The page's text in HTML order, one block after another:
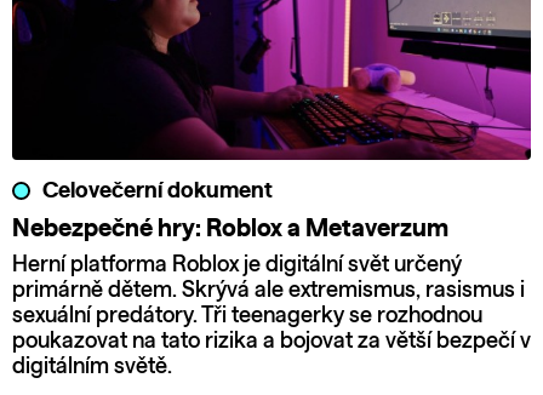
Celovečerní dokument
Nebezpečné hry: Roblox a Metaverzum
Herní platforma Roblox je digitální svět určený
primárně dětem. Skrývá ale extremismus, rasismus i
sexuální predátory. Tři teenagerky se rozhodnou
poukazovat na tato rizika a bojovat za větší bezpečí v
digitálním světě.